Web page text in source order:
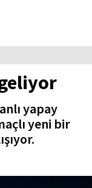
yapay
yeni bir